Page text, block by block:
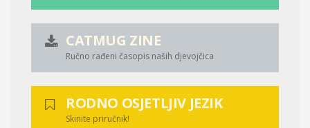
CATMUG ZINE
Ručno rađeni časopis naših djevojčica
RODNO OSJETLJIV JEZIK
Skinite priručnik!